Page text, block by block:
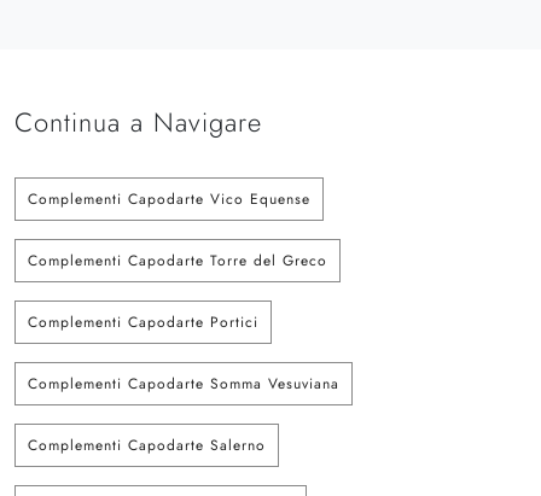
Continua a Navigare
Complementi Capodarte Vico Equense
Complementi Capodarte Torre del Greco
Complementi Capodarte Portici
Complementi Capodarte Somma Vesuviana
Complementi Capodarte Salerno